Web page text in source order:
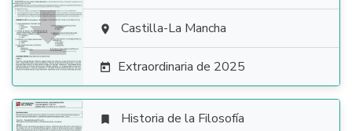
  Castilla-La Mancha
 Extraordinaria de 2025
 Historia de la Filosofía